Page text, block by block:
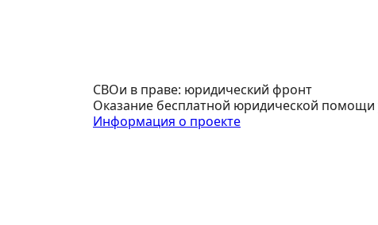
СВОи в праве: юридический фронт
Оказание бесплатной юридической
Информация о проекте